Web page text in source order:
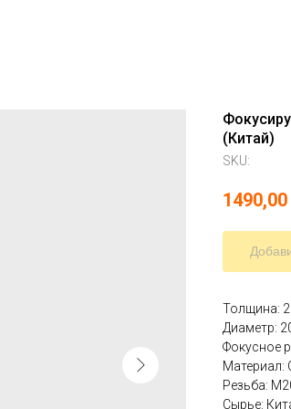
(Китай)
SKU:
1490,00
Толщина:
Диаметр:
Фокусное
Материал:
Резьба:
Сырье: